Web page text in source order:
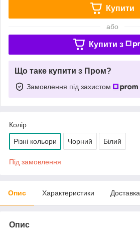
Купити
або
Купити з
Що таке купити з Пром?
Замовлення під захистом
Колір
Різні кольори Чорний Білий
Під замовлення
Опис Характеристики Доставка
Опис